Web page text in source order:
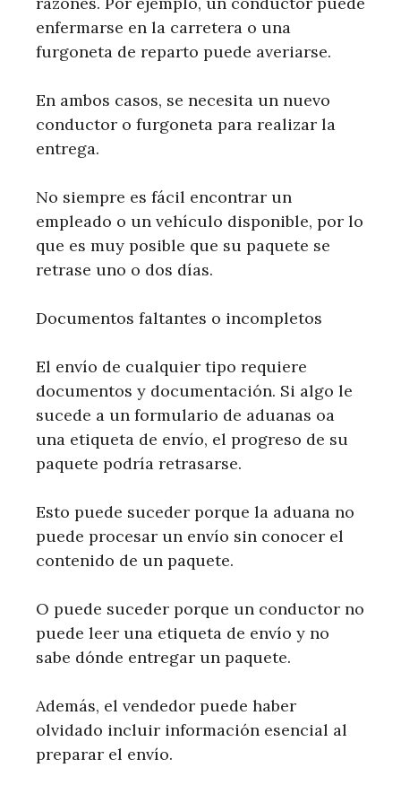
enfermarse en la carretera o una
furgoneta de reparto puede averiarse.
En ambos casos, se necesita un nuevo
conductor o furgoneta para realizar la
entrega.
No siempre es fácil encontrar un
empleado o un vehículo disponible, por lo
que es muy posible que su paquete se
retrase uno o dos días.
Documentos faltantes o incompletos
El envío de cualquier tipo requiere
documentos y documentación. Si algo le
sucede a un formulario de aduanas oa
una etiqueta de envío, el progreso de su
paquete podría retrasarse.
Esto puede suceder porque la aduana no
puede procesar un envío sin conocer el
contenido de un paquete.
O puede suceder porque un conductor no
puede leer una etiqueta de envío y no
sabe dónde entregar un paquete.
Además, el vendedor puede haber
olvidado incluir información esencial al
preparar el envío.